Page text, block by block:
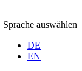
Sprache auswählen
DE
EN